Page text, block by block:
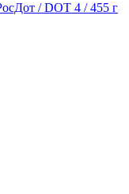
/ DOT 4 / 455 г